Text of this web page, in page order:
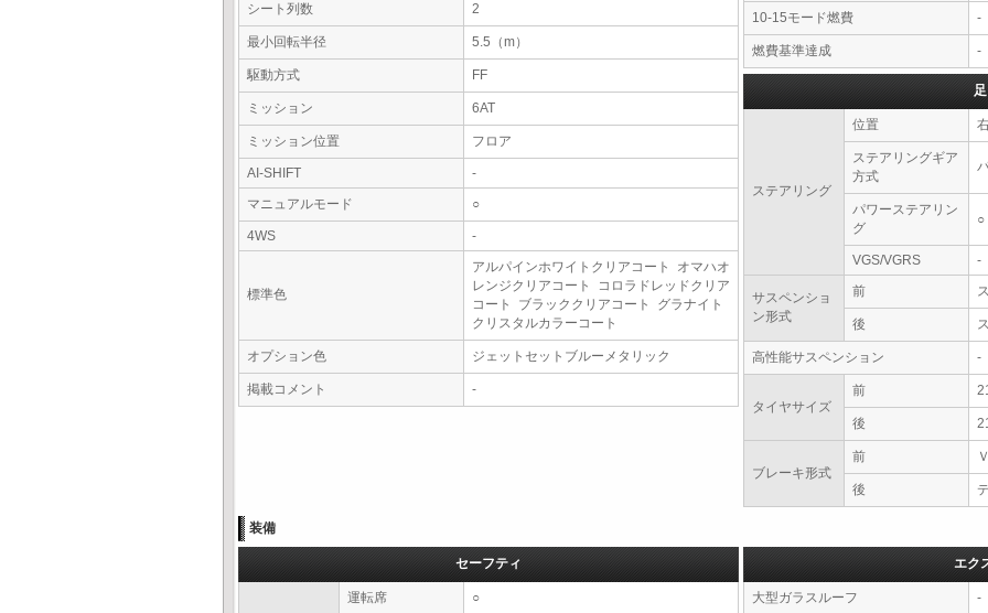
シート列数 2
最小回転半径 5.5（m）
駆動方式 FF
ミッション 6AT
ミッション位置 フロア
AI-SHIFT
-
マニュアルモード
○
4WS -
標準色
アルパインホワイトクリアコート オマハオ
レンジクリアコート コロラドレッドクリア
コート ブラッククリアコート グラナイト
クリスタルカラーコート
オプション色 ジェットセットブルーメタリック
掲載コメント -
10-15モード燃費 -
燃費基準達成 -
ステアリング
位置
ステアリングギア
方式
パワーステアリン
グ
○
VGS/VGRS -
サスペンショ
ン形式
前
後
高性能サスペンション -
タイヤサイズ
前
後
ブレーキ形式
前
後
装備
セーフティ
運転席 ○
エク
大型ガラスルーフ -